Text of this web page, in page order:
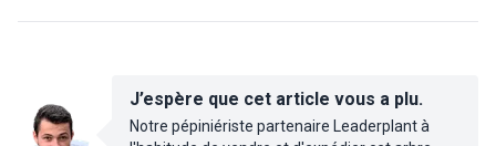
J’espère que cet article vous a plu.
Notre pépiniériste partenaire Leaderplant à